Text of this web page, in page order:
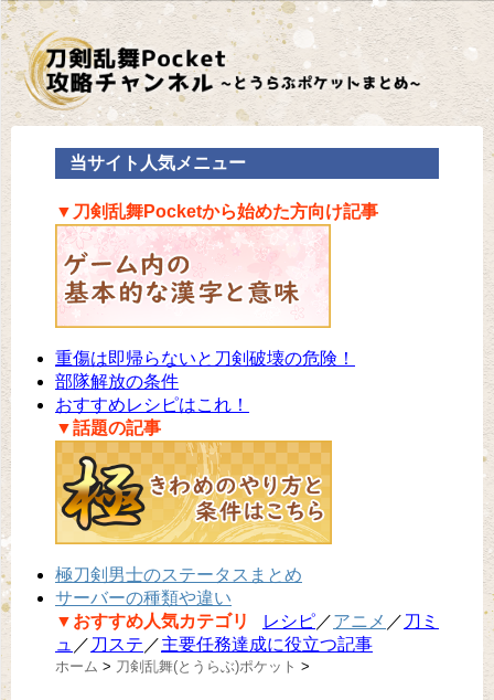
当サイト人気メニュー
▼刀剣乱舞Pocketから始めた方向け記事
重傷は即帰らないと刀剣破壊の危険！
部隊解放の条件
おすすめレシピはこれ！
▼話題の記事
極刀剣男士のステータスまとめ
サーバーの種類や違い
▼おすすめ人気カテゴリ
レシピ／アニメ ／ 刀ミ
ュ ／ 刀ステ ／主要任務達成に役立つ記事
ホーム > 刀剣乱舞(とうらぶ)ポケット >